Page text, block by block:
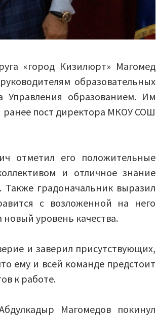
«город Кизилюрт» Магомед
образовательных
Управления образованием. Им
пост директора МКОУ СОШ
отметил его положительные
и отличное знание
Также градоначальник выразил
с возложенной на него
уровень качества.
и заверил присутствующих,
ему и всей команде предстоит
к работе.
Магомедов покинул